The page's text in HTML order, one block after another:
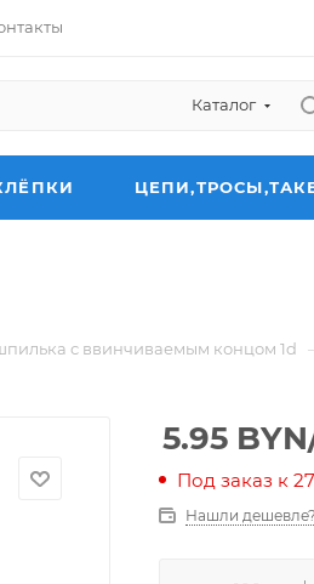
Каталог
с ввинчиваемым концом 1d
5.95 BYN
Под заказ к
Нашли дешевле?